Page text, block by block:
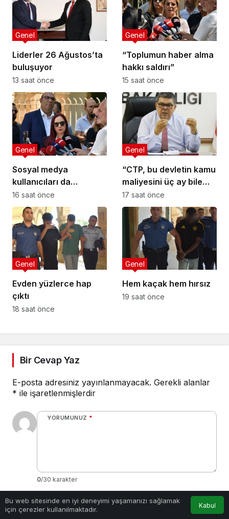
Liderler 26 Ağustos’ta
buluşuyor
Genel
13 saat önce
“Toplumun haber alma
hakkı saldırı”
Genel
15 saat önce
Sosyal medya
kullanıcıları da
tehlikede
Genel
16 saat önce
“CTP, bu devletin kamu
maliyesini üç ay bile
yönetemez”
Genel
17 saat önce
Evden yüzlerce hap
çıktı
Genel
18 saat önce
Hem kaçak hem hırsız
Genel
19 saat önce
Bir Cevap Yaz
E-posta adresiniz yayınlanmayacak. Gerekli alanlar
* ile işaretlenmişlerdir
YORUMUNUZ *
0/30 karakter
Ad *
Bu web sitesinde en iyi deneyimi yaşamanızı sağlamak
için çerezler kullanılmaktadır.
Kabul
Anasayfa Hesabım